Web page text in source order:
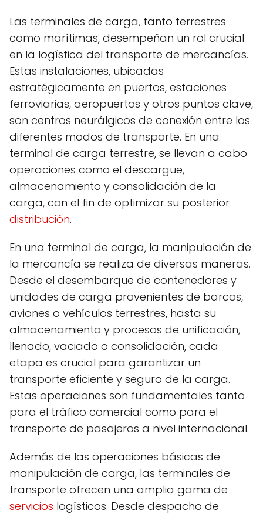
Las terminales de carga, tanto terrestres
como marítimas, desempeñan un rol crucial
en la logística del transporte de mercancías.
Estas instalaciones, ubicadas
estratégicamente en puertos, estaciones
ferroviarias, aeropuertos y otros puntos clave,
son centros neurálgicos de conexión entre los
diferentes modos de transporte. En una
terminal de carga terrestre, se llevan a cabo
operaciones como el descargue,
almacenamiento y consolidación de la
carga, con el fin de optimizar su posterior
distribución.
En una terminal de carga, la manipulación de
la mercancía se realiza de diversas maneras.
Desde el desembarque de contenedores y
unidades de carga provenientes de barcos,
aviones o vehículos terrestres, hasta su
almacenamiento y procesos de unificación,
llenado, vaciado o consolidación, cada
etapa es crucial para garantizar un
transporte eficiente y seguro de la carga.
Estas operaciones son fundamentales tanto
para el tráfico comercial como para el
transporte de pasajeros a nivel internacional.
Además de las operaciones básicas de
manipulación de carga, las terminales de
transporte ofrecen una amplia gama de
servicios logísticos. Desde despacho de